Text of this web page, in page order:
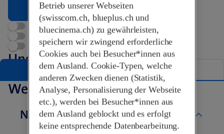
Jetzt geöffnet
Terminvereinbarung
Swisscom World Partner
Unsere Shops in Altstätten
Liste Karte
Weitere Swisscom Shops
Nach Kanton
Aargau
Betrieb unserer Webseiten
(swisscom.ch, blueplus.ch und
bluecinema.ch) zu gewährleisten,
speichern wir zwingend erforderliche
Cookies auch bei Besucher*innen aus
dem Ausland. Cookie-Typen, welche
anderen Zwecken dienen (Statistik,
Analyse, Personalisierung der Webseite
etc.), werden bei Besucher*innen aus
dem Ausland geblockt und es erfolgt
keine entsprechende Datenbearbeitung.